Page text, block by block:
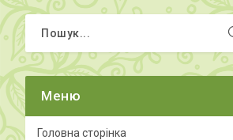
Головна сторінка